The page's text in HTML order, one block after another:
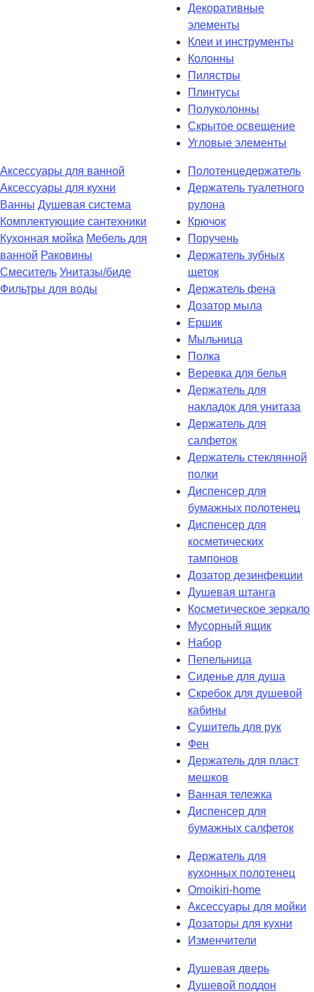
Декоративные
элементы
Клеи и инструменты
Колонны
Пилястры
Плинтусы
Полуколонны
Скрытое освещение
Угловые элементы
Аксессуары для ванной
Аксессуары для кухни
Ванны Душевая система
Комплектующие сантехники
Кухонная мойка Мебель для
ванной Раковины
Смеситель Унитазы/биде
Фильтры для воды
Полотенцедержатель
Держатель туалетного
рулона
Крючок
Поручень
Держатель зубных
щеток
Держатель фена
Дозатор мыла
Eршик
Мыльница
Полка
Веревка для белья
Держатель для
накладок для унитаза
Держатель для
салфеток
Держатель стеклянной
полки
Диспенсер для
бумажных полотенец
Диспенсер для
косметических
тампонов
Дозатор дезинфекции
Душевая штанга
Косметическое зеркало
Мусорный ящик
Набор
Пепельница
Сиденье для душа
Скребок для душевой
кабины
Сушитель для рук
Фен
Держатель для пласт
мешков
Ванная тележка
Диспенсер для
бумажных салфеток
Держатель для
кухонных полотенец
Omoikiri-home
Аксессуары для мойки
Дозаторы для кухни
Изменчители
Душевая дверь
Душевой поддон